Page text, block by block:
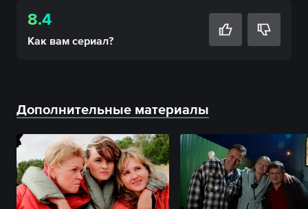
8.4
Как вам сериал?
Дополнительные материалы